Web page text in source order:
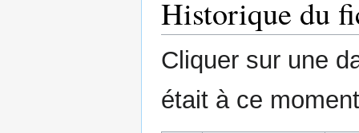
Historique du
Cliquer sur une
était à ce